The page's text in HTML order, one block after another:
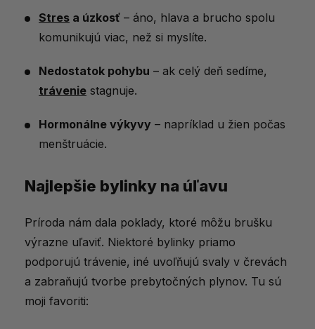
Stres a úzkosť – áno, hlava a brucho spolu
komunikujú viac, než si myslíte.
Nedostatok pohybu – ak celý deň sedíme,
trávenie stagnuje.
Hormonálne výkyvy – napríklad u žien počas
menštruácie.
Najlepšie bylinky na úľavu
Príroda nám dala poklady, ktoré môžu brušku
výrazne uľaviť. Niektoré bylinky priamo
podporujú trávenie, iné uvoľňujú svaly v črevách
a zabraňujú tvorbe prebytočných plynov. Tu sú
moji favoriti: